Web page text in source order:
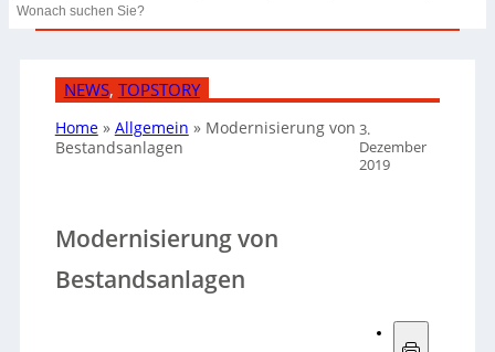
Search
NEWS, TOPSTORY
Home» Allgemein » Modernisierung von
Bestandsanlagen
3.
Dezember
2019
Modernisierung von
Bestandsanlagen